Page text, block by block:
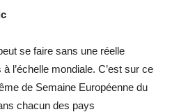
se faire sans une réelle
l’échelle mondiale. C’est sur ce
de Semaine Européenne du
chacun des pays